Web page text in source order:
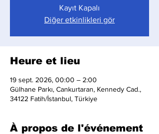
Kayıt Kapalı
Diğer etkinlikleri gör
Heure et lieu
19 sept. 2026, 00:00 – 2:00
Gülhane Parkı, Cankurtaran, Kennedy Cad.,
34122 Fatih/İstanbul, Türkiye
À propos de l'événement